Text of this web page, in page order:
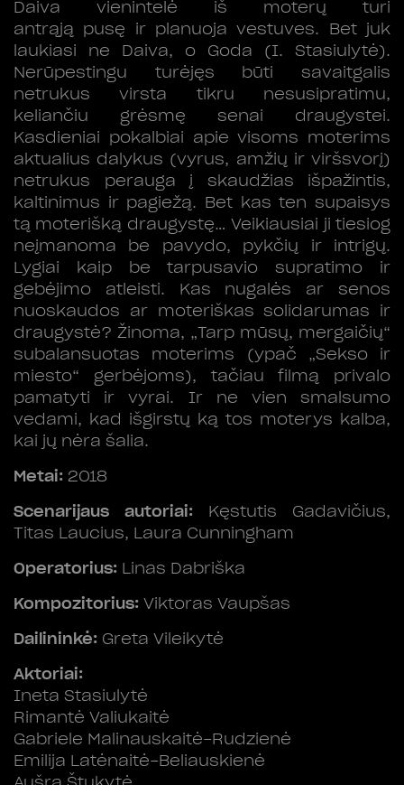
Daiva vienintelė iš moterų turi
antrąją pusę ir planuoja vestuves. Bet juk
laukiasi ne Daiva, o Goda (I. Stasiulytė).
Nerūpestingu turėjęs būti savaitgalis
netrukus virsta tikru nesusipratimu,
keliančiu grėsmę senai draugystei.
Kasdieniai pokalbiai apie visoms moterims
aktualius dalykus (vyrus, amžių ir viršsvorį)
netrukus perauga į skaudžias išpažintis,
kaltinimus ir pagiežą. Bet kas ten supaisys
tą moterišką draugystę… Veikiausiai ji tiesiog
neįmanoma be pavydo, pykčių ir intrigų.
Lygiai kaip be tarpusavio supratimo ir
gebėjimo atleisti. Kas nugalės ar senos
nuoskaudos ar moteriškas solidarumas ir
draugystė? Žinoma, „Tarp mūsų, mergaičių“
subalansuotas moterims (ypač „Sekso ir
miesto“ gerbėjoms), tačiau filmą privalo
pamatyti ir vyrai. Ir ne vien smalsumo
vedami, kad išgirstų ką tos moterys kalba,
kai jų nėra šalia.
Metai: 2018
Scenarijaus autoriai: Kęstutis Gadavičius,
Titas Laucius, Laura Cunningham
Operatorius: Linas Dabriška
Kompozitorius: Viktoras Vaupšas
Dailininkė: Greta Vileikytė
Aktoriai:
Ineta Stasiulytė
Rimantė Valiukaitė
Gabriele Malinauskaitė-Rudzienė
Emilija Latėnaitė-Beliauskienė